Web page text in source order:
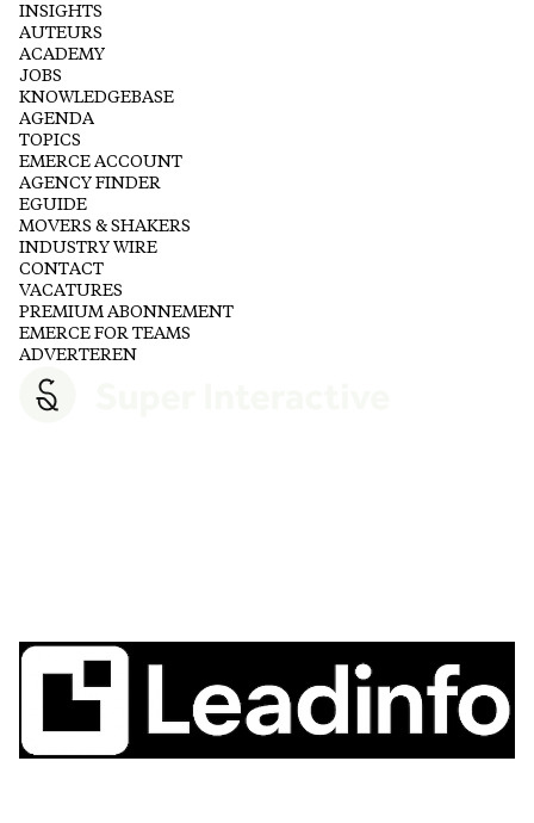
INSIGHTS
AUTEURS
ACADEMY
JOBS
KNOWLEDGEBASE
AGENDA
TOPICS
EMERCE ACCOUNT
AGENCY FINDER
EGUIDE
MOVERS & SHAKERS
INDUSTRY WIRE
CONTACT
VACATURES
PREMIUM ABONNEMENT
EMERCE FOR TEAMS
ADVERTEREN